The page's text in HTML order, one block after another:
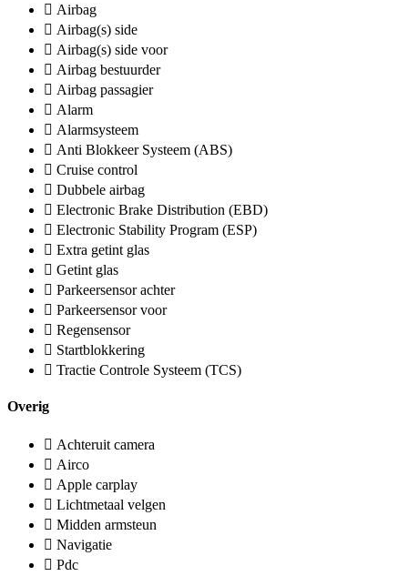
Airbag
Airbag(s) side
Airbag(s) side voor
Airbag bestuurder
Airbag passagier
Alarm
Alarmsysteem
Anti Blokkeer Systeem (ABS)
Cruise control
Dubbele airbag
Electronic Brake Distribution (EBD)
Electronic Stability Program (ESP)
Extra getint glas
Getint glas
Parkeersensor achter
Parkeersensor voor
Regensensor
Startblokkering
Tractie Controle Systeem (TCS)
Overig
Achteruit camera
Airco
Apple carplay
Lichtmetaal velgen
Midden armsteun
Navigatie
Pdc